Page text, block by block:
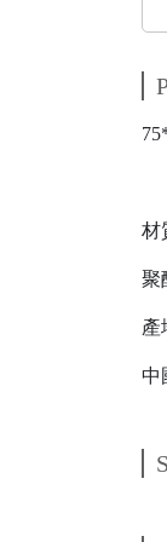
材
聚
產
中